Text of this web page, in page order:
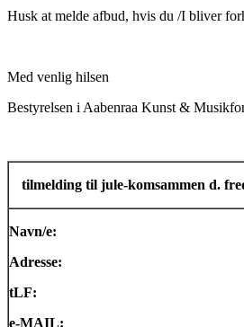
Husk at melde afbud, hvis du /I bliver
Med venlig hilsen
Bestyrelsen i Aabenraa Kunst &
tilmelding til jule-komsammen d.
Navn/e:
Adresse:
tLF:
e-MAIL: